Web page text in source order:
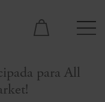
para All